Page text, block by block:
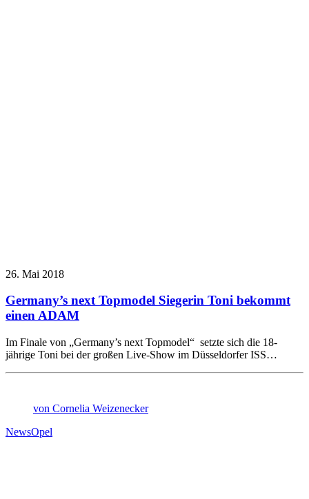
26. Mai 2018
Germany’s next Topmodel Siegerin Toni bekommt
einen ADAM
Im Finale von „Germany’s next Topmodel“ setzte sich die 18-
jährige Toni bei der großen Live-Show im Düsseldorfer ISS…
von Cornelia Weizenecker
NewsOpel